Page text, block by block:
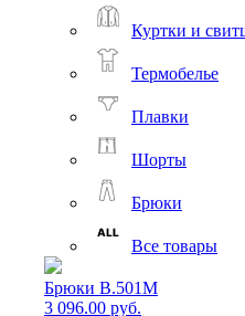
Куртки и
Термобелье
Плавки
Шорты
Брюки
Все товары
Брюки B.501M
3 096.00 руб.